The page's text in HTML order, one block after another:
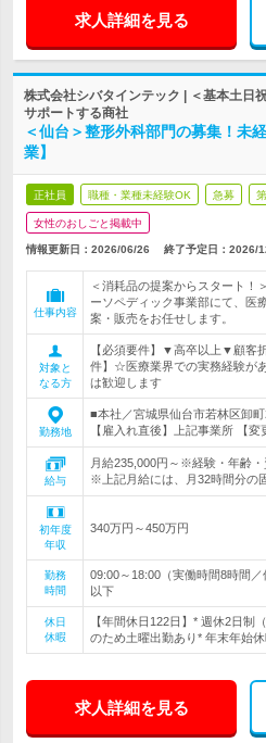
求人詳細を見る
株式会社シバタインテック | ＜基本土日
サポートする商社
＜仙台＞整形外科部門の募集！未
業】
正社員 職種・業種未経験OK 急募
女性のおしごと掲載中
情報更新日：2026/06/26 終了予定日： 2026/
仕事内容
＜消耗品の提案からスタート！
ーソペディック事業部にて、医
案・販売をお任せします。
対象と
なる方
【必須要件】▼高卒以上▼顧客
件】☆医療業界での実務経験が
は歓迎します
勤務地
■本社／宮城県仙台市若林区卸
【雇入れ直後】上記事業所 【変
給与
月給235,000円～※経験・年齢
※上記月給には、月32時間分の
初年度
年収
340万円～450万円
勤務
時間
09:00～18:00（実働時間8時間
以下
休日
休暇
【年間休日122日】* 週休2日
のため土曜出勤あり* 年末年始休
求人詳細を見る